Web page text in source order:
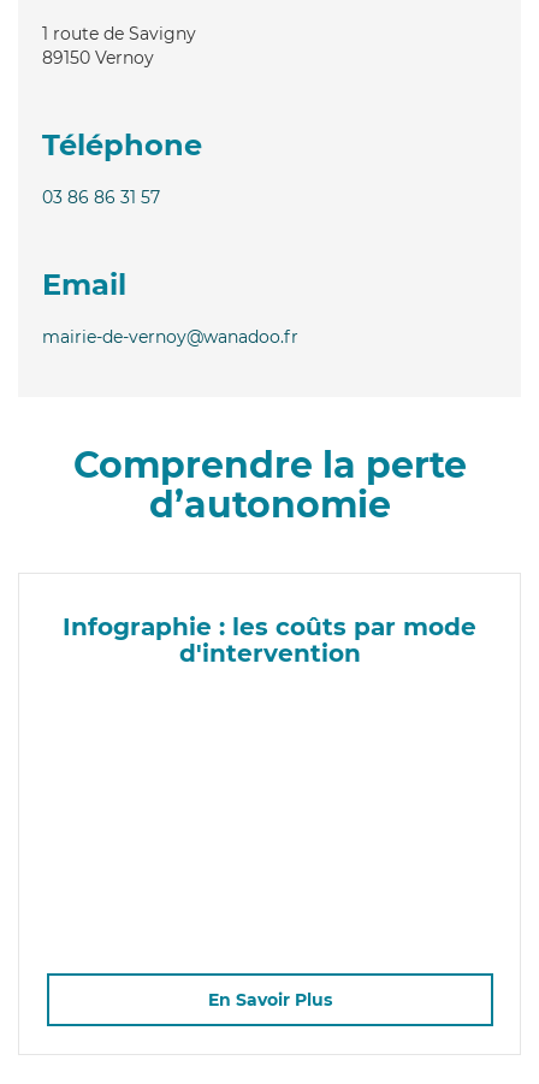
1 route de Savigny
89150 Vernoy
Téléphone
03 86 86 31 57
Email
mairie-de-vernoy@wanadoo.fr
Comprendre la perte
d’autonomie
Infographie : les coûts par mode
d'intervention
En Savoir Plus